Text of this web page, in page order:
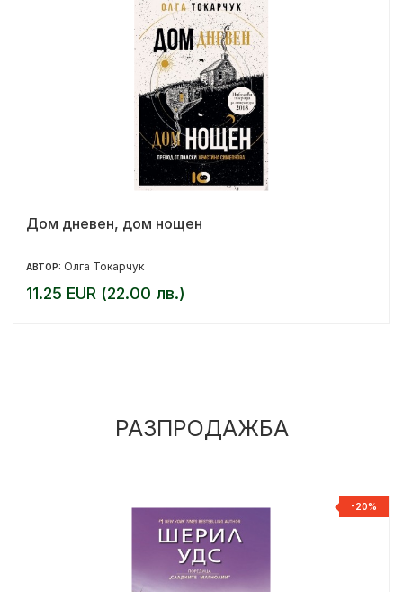
Дом дневен, дом нощен
АВТОР: Олга Токарчук
11.25 EUR (22.00 лв.)
РАЗПРОДАЖБА
-20%